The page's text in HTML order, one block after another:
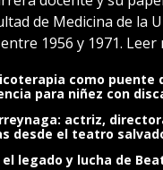
de Medicina de la
1956 y 1971. Leer
como puente
para niñez con
actriz,
desde el teatro
el legado y lucha de